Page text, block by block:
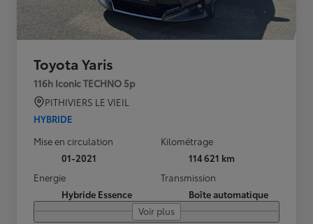
Toyota Yaris
116h Iconic TECHNO 5p
PITHIVIERS LE VIEIL
HYBRIDE
Mise en circulation
01-2021
Kilométrage
114 621 km
Energie
Hybride Essence
Transmission
Boîte automatique
Voir plus